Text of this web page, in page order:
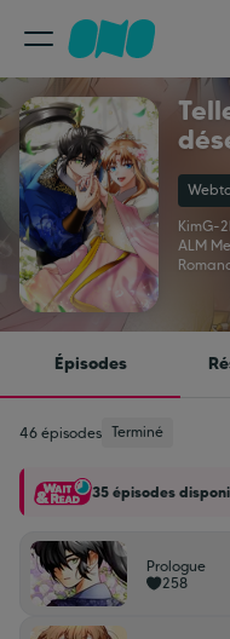
Classement
Calendrier
Bibliothèque
Coinshop
Blog
KimG-
ALM
Épisodes
46 épisodes Terminé
35 épisodes
Prologue
258